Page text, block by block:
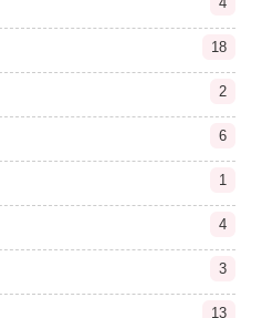
18
2
6
1
4
3
13